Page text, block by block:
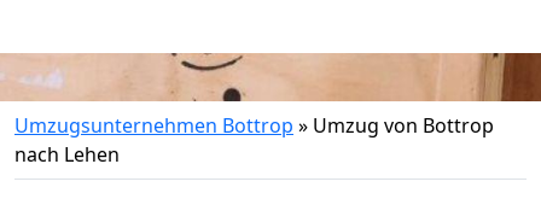
Umzugsunternehmen Bottrop » Umzug von Bottrop
nach Lehen